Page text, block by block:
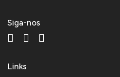
Siga-nos
Links